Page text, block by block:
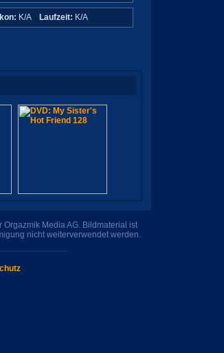
K/A Laufzeit: K/A
Media AG. Bildmaterial ist
nicht weiterverwendet werden.